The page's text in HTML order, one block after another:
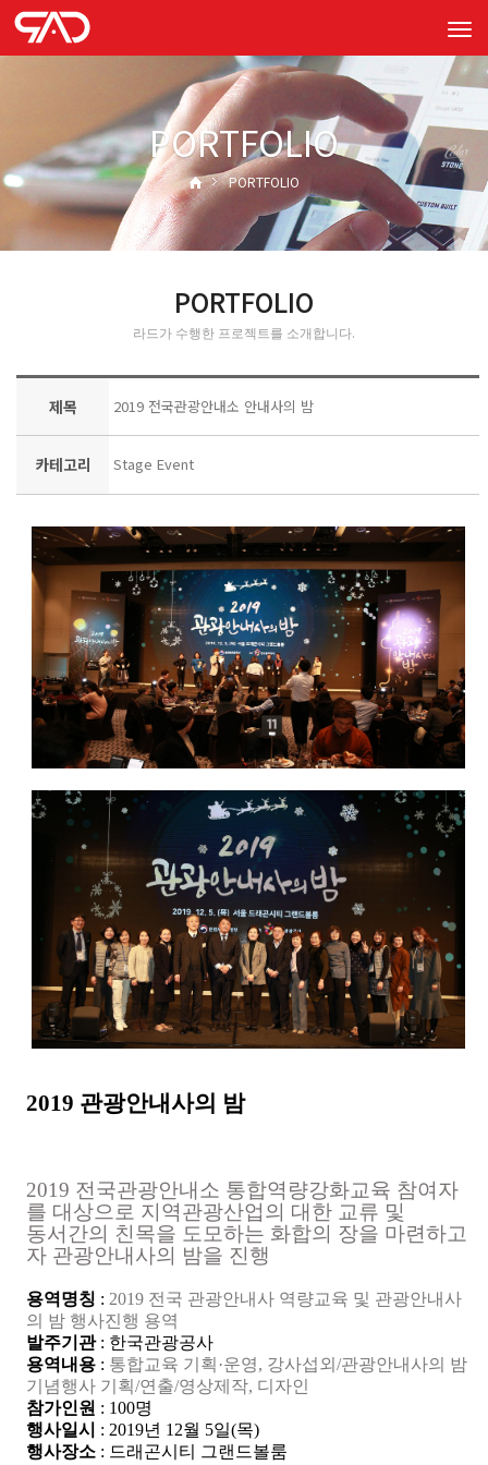
PORTFOLIO
PORTFOLIO
PORTFOLIO
라드가 수행한 프로젝트를 소개합니다.
제목 2019 전국관광안내소 안내사의 밤
카테고리 Stage Event
2019 관광안내사의 밤
2019 전국관광안내소 통합역량강화교육 참여자
를 대상으로 지역관광산업의 대한 교류 및
동서간의 친목을 도모하는 화합의 장을 마련하고
자 관광안내사의 밤을 진행
용역명칭 : 2019 전국 관광안내사 역량교육 및 관광안내사
의 밤 행사진행 용역
발주기관 : 한국관광공사
용역내용 : 통합교육 기획·운영, 강사섭외/관광안내사의 밤
기념행사 기획/연출/영상제작, 디자인
참가인원 : 100명
행사일시
: 2019년 12월 5일(목)
행사장소 : 드래곤시티 그랜드볼룸